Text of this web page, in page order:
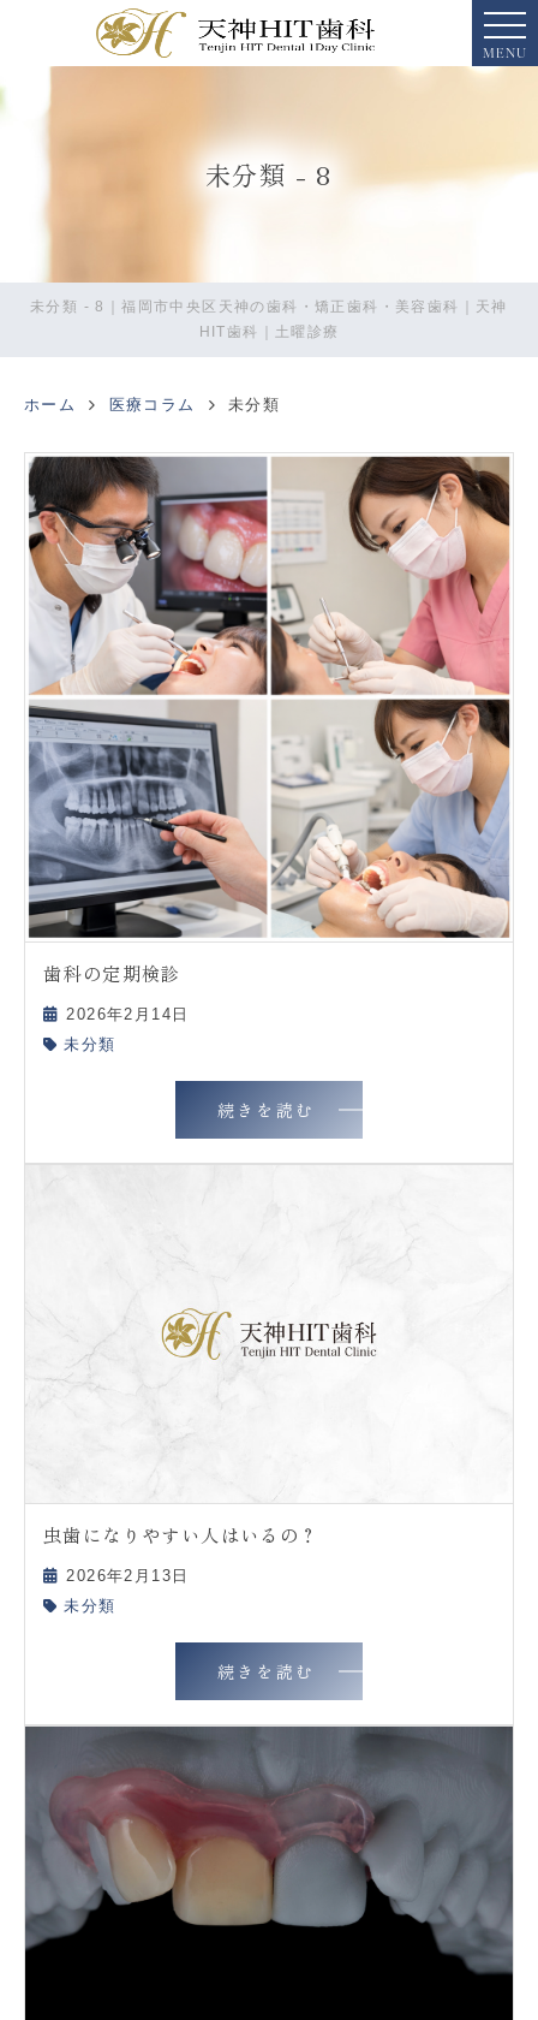
MENU
未分類 - 8
未分類 - 8｜福岡市中央区天神の歯科・矯正歯科・美容歯科｜天神
HIT歯科｜土曜診療
ホーム 医療コラム 未分類
歯科の定期検診
2026年2月14日
未分類
続きを読む
虫歯になりやすい人はいるの？
2026年2月13日
未分類
続きを読む